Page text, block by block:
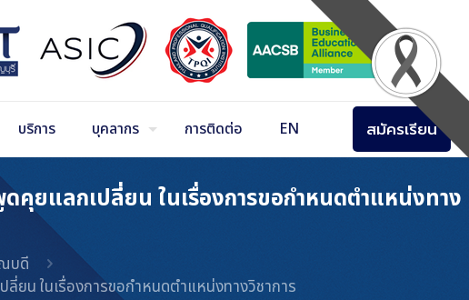
บริการ บุคลากร การติดต่อ EN สมัครเรียน
ยแลกเปลี่ยน ในเรื่องการขอกำหนดตำแหน่งทาง
บดี
น ในเรื่องการขอกำหนดตำแหน่งทางวิชาการ